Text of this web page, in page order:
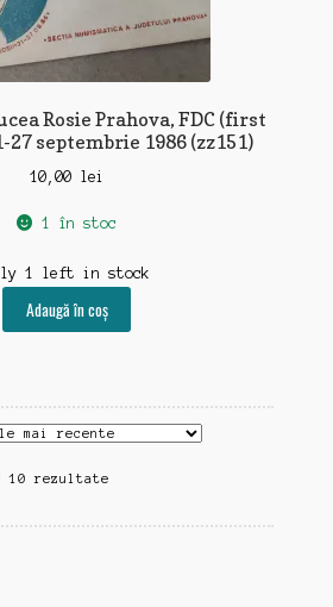
Rosie Prahova, FDC (first
27 septembrie 1986 (zz151)
10,00 lei
1 în stoc
1 left in stock
Adaugă în coș
10 rezultateSortat
cele